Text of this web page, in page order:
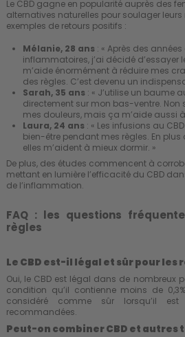
Le CBD gagne en popularité auprès des
alternatives naturelles pour soulager
exemples de retours positifs :
Mélanie, 28 ans : « Après des
inflammatoires, j’ai décidé d’essayer
m’aide énormément à réduire mes
des règles. C’est devenu un
Sarah, 35 ans : « J’utilise un baume
directement sur mon bas-ventre.
mes douleurs, mais ça m’aide aussi
Laura, 24 ans : « Les infusions au
bien-être pendant mes règles. En
elles m’aident à mieux dormir. »
De plus, des études commencent à
mettant en lumière l’efficacité du CBD
de l’inflammation.
FAQ : les questions
règles
Le CBD est-il légal et sûr pour les
Oui, le CBD est légal dans de nombreux
condition qu’il contienne moins de
considéré comme sûr lorsqu’il
recommandées.
Peut-on combiner CBD et autres